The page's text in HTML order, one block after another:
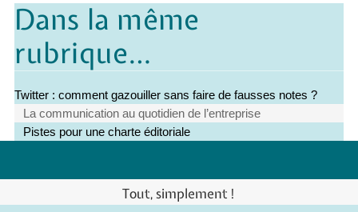
Dans la même
rubrique…
Twitter : comment gazouiller sans faire de fausses notes ?
La communication au quotidien de l’entreprise
Pistes pour une charte éditoriale
Tout, simplement !